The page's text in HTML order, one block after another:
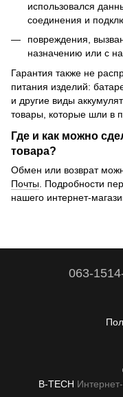
использовался
соединения и
повреждения,
назначению или с
Гарантия также не
питания изделий:
и другие виды
товары, которые шли в
Где и как можно
товара?
Обмен или возврат
Почты . Подробности
нашего интернет-
063-
B-TECH